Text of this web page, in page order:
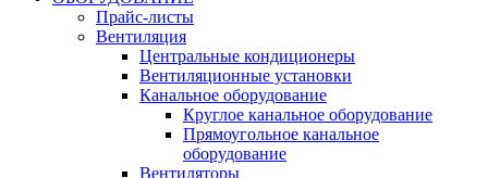
Прайс-листы
Вентиляция
Центральные кондиционеры
Вентиляционные установки
Канальное оборудование
Круглое канальное оборудование
Прямоугольное канальное
оборудование
Вентиляторы